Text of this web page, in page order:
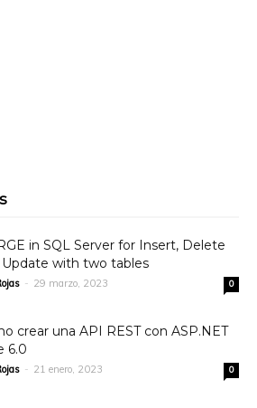
in SQL Server for Insert, Delete
Update with two tables
- 29 marzo, 2023 0
crear una API REST con ASP.NET
6.0
- 21 enero, 2023 0